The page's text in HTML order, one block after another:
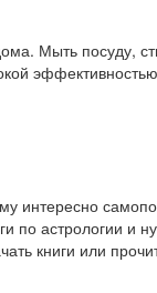
Мыть посуду,
интересно
по астрологии
книги или